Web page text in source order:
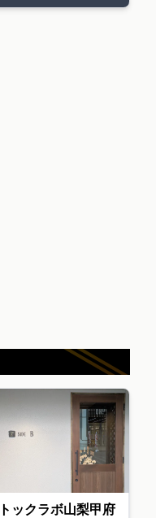
ックラボ山梨甲府